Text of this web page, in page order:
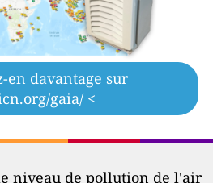
en davantage sur
gaia/ <
niveau de pollution de l'air